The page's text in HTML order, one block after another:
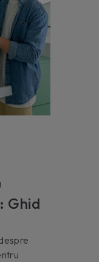
Ghid